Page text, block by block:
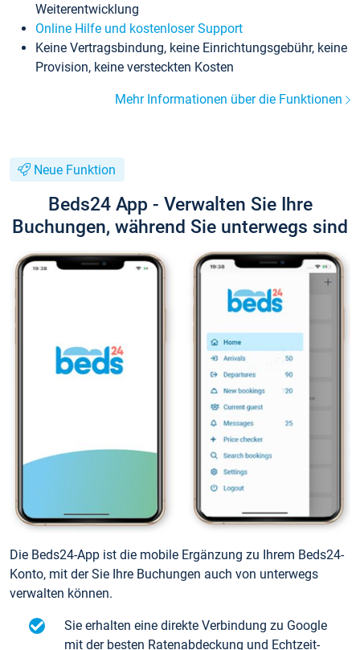
Weiterentwicklung
Online Hilfe und kostenloser Support
Keine Vertragsbindung, keine Einrichtungsgebühr, keine
Provision, keine versteckten Kosten
Mehr Informationen über die Funktionen
Neue Funktion
Beds24 App - Verwalten Sie Ihre
Buchungen, während Sie unterwegs sind
Die Beds24-App ist die mobile Ergänzung zu Ihrem Beds24-
Konto, mit der Sie Ihre Buchungen auch von unterwegs
verwalten können.
Sie erhalten eine direkte Verbindung zu Google
mit der besten Ratenabdeckung und Echtzeit-